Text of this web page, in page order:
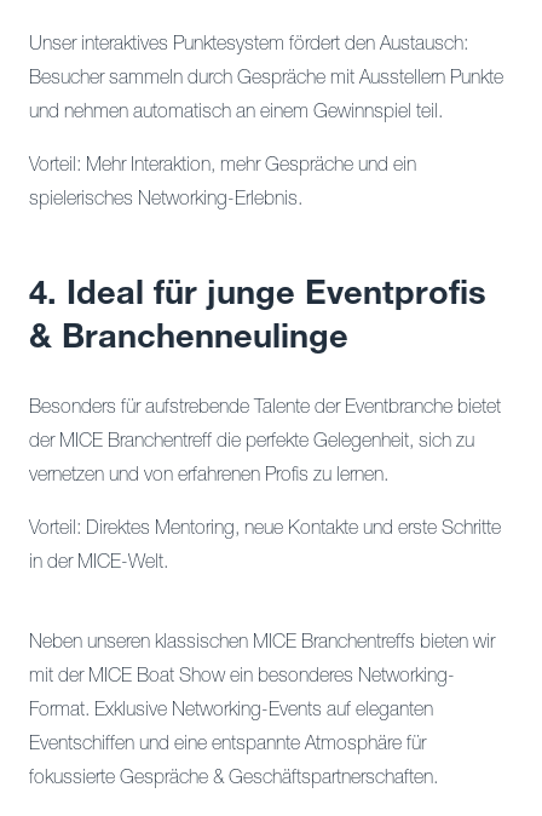
Unser interaktives Punktesystem fördert den Austausch:
Besucher sammeln durch Gespräche mit Ausstellern Punkte
und nehmen automatisch an einem Gewinnspiel teil.
Vorteil: Mehr Interaktion, mehr Gespräche und ein
spielerisches Networking-Erlebnis.
4. Ideal für junge Eventprofis
& Branchenneulinge
Besonders für aufstrebende Talente der Eventbranche bietet
der MICE Branchentreff die perfekte Gelegenheit, sich zu
vernetzen und von erfahrenen Profis zu lernen.
Vorteil: Direktes Mentoring, neue Kontakte und erste Schritte
in der MICE-Welt.
Neben unseren klassischen MICE Branchentreffs bieten wir
mit der MICE Boat Show ein besonderes Networking-
Format. Exklusive Networking-Events auf eleganten
Eventschiffen und eine entspannte Atmosphäre für
fokussierte Gespräche & Geschäftspartnerschaften.